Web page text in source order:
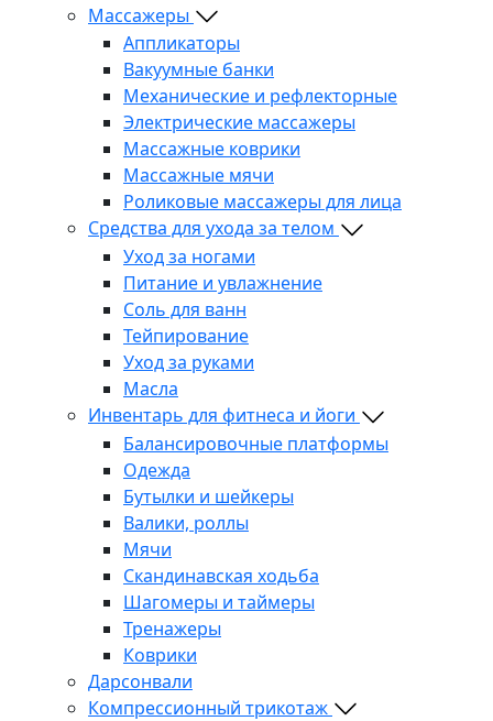
Массажеры
Аппликаторы
Вакуумные банки
Механические и рефлекторные
Электрические массажеры
Массажные коврики
Массажные мячи
Роликовые массажеры для лица
Средства для ухода за телом
Уход за ногами
Питание и увлажнение
Соль для ванн
Тейпирование
Уход за руками
Масла
Инвентарь для фитнеса и йоги
Балансировочные платформы
Одежда
Бутылки и шейкеры
Валики, роллы
Мячи
Скандинавская ходьба
Шагомеры и таймеры
Тренажеры
Коврики
Дарсонвали
Компрессионный трикотаж